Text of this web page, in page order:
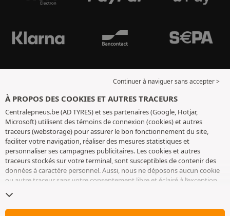
Continuer à naviguer sans accepter >
À PROPOS DES COOKIES ET AUTRES TRACEURS
Centralepneus.be (AD TYRES) et ses partenaires (Google, Hotjar,
Microsoft) utilisent des témoins de connexion (cookies) et autres
traceurs (webstorage) pour assurer le bon fonctionnement du site,
faciliter votre navigation, réaliser des mesures statistiques et
personnaliser ses campagnes publicitaires. Les cookies et autres
traceurs stockés sur votre terminal, sont susceptibles de contenir des
données à caractère personnel. Aussi, nous ne déposons aucun cookie
ou autre traceur sans votre consentement libre et éclairé à l’exception
conservons votre choix pendant 6 mois. Vous pouvez retirer votre
consentement à tout moment en vous rendant sur lapage cookies et